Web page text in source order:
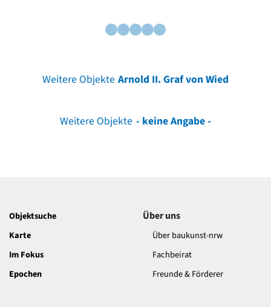
Weitere Objekte Arnold II. Graf von Wied
Weitere Objekte - keine Angabe -
Objektsuche
Karte
Im Fokus
Epochen
Über uns
Über baukunst-nrw
Fachbeirat
Freunde & Förderer